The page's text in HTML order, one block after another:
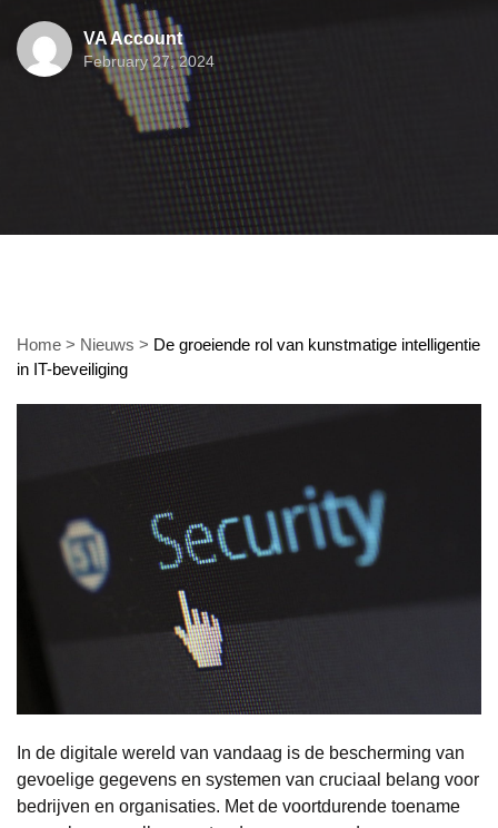
VA Account
February 27, 2024
Home > Nieuws > De groeiende rol van kunstmatige intelligentie
in IT-beveiliging
In de digitale wereld van vandaag is de bescherming van
gevoelige gegevens en systemen van cruciaal belang voor
bedrijven en organisaties. Met de voortdurende toename